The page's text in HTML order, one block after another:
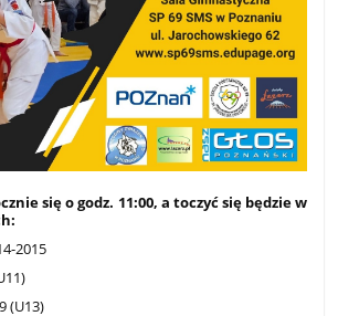
się o godz. 11:00, a toczyć się będzie w
2015
(U13)